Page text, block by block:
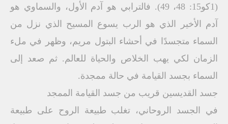
(1كو15: 48، 49). فالترابي هو آدم الأول، والسماوي هو
آدم الأخير الذي هو الرب يسوع المسيح الذي نزل من
السماء متجسدًا في أحشاء البتول مريم، وظهر في ملء
الزمان لكي يهب الخلاص والحياة للعالم. ثم صعد إلى
السماء بجسد القيامة في حالة ممجدة.
جسد القديسين قريب من جسد القيامة الممجد
في الجسد الروحاني، تغلب طبيعة الروح على طبيعة